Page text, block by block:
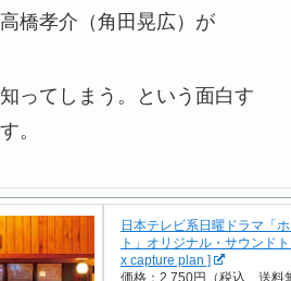
橋孝介（角田晃広）が
ってしまう。という面白す
。
日本テレビ系日曜ドラマ「
ト」オリジナル・サウンド
x capture plan ]
価格：2,750円（税込、送料